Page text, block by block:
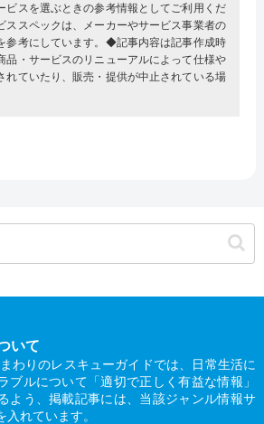
ビスを選ぶときの参考情報としてご利用くだ
スペックは、メーカーやサービス事業者の
参考にしています。◆記事内容は記事作成時
品・サービスのリニューアルによって仕様や
れていたり、販売・提供が中止されている場
いて
わりのレスキューガイドでは、日常生活に
ブルについて「適切で正しく有益な情報」
よう、掲載記事には、当該ジャンル情報サ
れています。